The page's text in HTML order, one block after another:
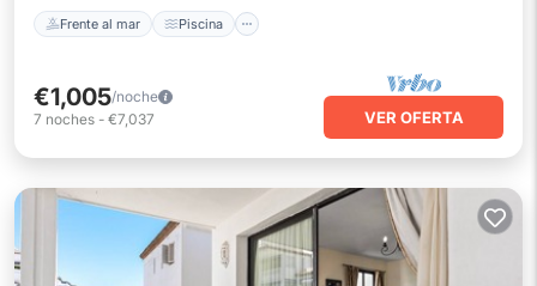
Frente al mar Piscina
€1,005/noche
7 noches - €7,037 VER OFERTA